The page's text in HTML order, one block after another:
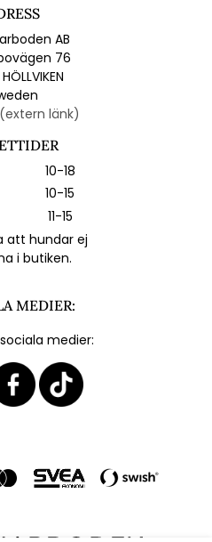
AB
76
länk)
10-18
10-15
11-15
att hundar ej
i butiken.
MEDIER:
medier: